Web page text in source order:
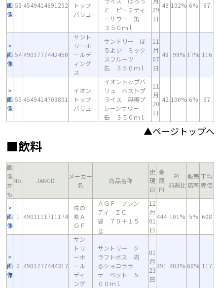
画
像
53 4549414691252
トップ
バリュ
と ピーチティ
ーサワー 缶
３５０ｍｌ
29
日
49 102% 6% 97
画
像
54 4901777442450
サント
リーホ
ールデ
ィング
ス
サントリー ほ
ろよい ミック
スフルーツ
缶 ３５０ｍｌ
11
月
07
日
48 98% 17% 116
画
像
55 4549414703801
イオン
トップ
バリュ
イオントップバ
リュ ベストプ
ライス 無糖プ
レーンサワー
缶 ３５０ｍｌ
11
月
20
日
42 100% 6% 97
▲ページトップへ
■飲料
画
像
か
も
No. JANCD
メーカー
名
商品名称
出
現
日
金
額
PI
PI
前週比
販売
店率
平均
売価
画
像
1 4901111711174
味の
素Ａ
ＧＦ
ＡＧＦ ブレン
ディ ＩＣ
袋 ７０＋１５
ｇ
12
月
01
日
444 101% 5% 608
画
像
2 4901777444317
サン
トリ
ーホ
ール
ディ
ング
サントリー ク
ラフトボス 沼
るショコララ
テ ペット ５
００ｍｌ
01
月
23
日
391 403% 60% 117